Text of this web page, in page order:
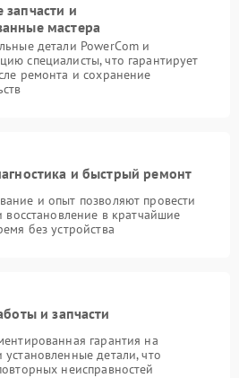
и
мастера
детали PowerCom и
специалисты, что гарантирует
ремонта и сохранение
и быстрый ремонт
и опыт позволяют провести
восстановление в кратчайшие
без устройства
и запчасти
гарантия на
детали, что
неисправностей